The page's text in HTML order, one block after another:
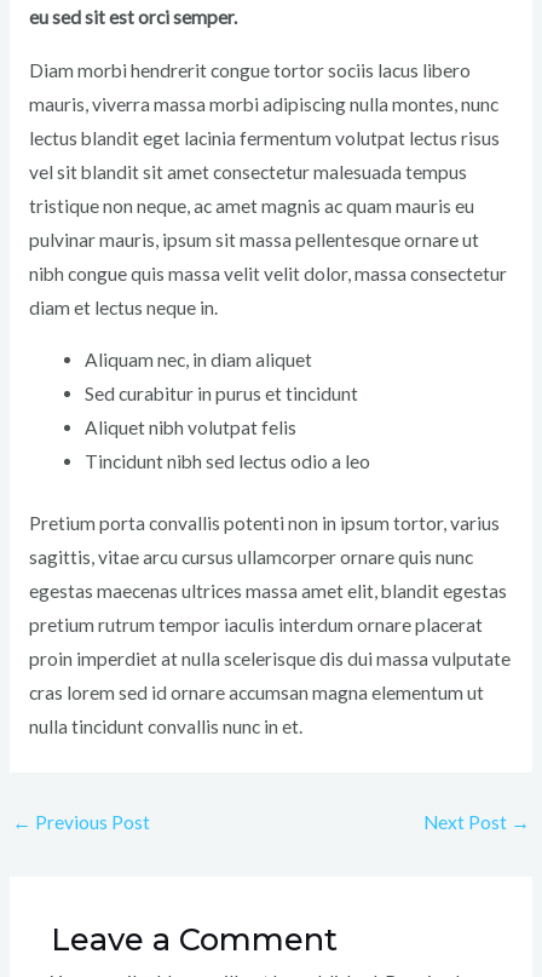
eu sed sit est orci semper.
Diam morbi hendrerit congue tortor sociis lacus libero
mauris, viverra massa morbi adipiscing nulla montes, nunc
lectus blandit eget lacinia fermentum volutpat lectus risus
vel sit blandit sit amet consectetur malesuada tempus
tristique non neque, ac amet magnis ac quam mauris eu
pulvinar mauris, ipsum sit massa pellentesque ornare ut
nibh congue quis massa velit velit dolor, massa consectetur
diam et lectus neque in.
Aliquam nec, in diam aliquet
Sed curabitur in purus et tincidunt
Aliquet nibh volutpat felis
Tincidunt nibh sed lectus odio a leo
Pretium porta convallis potenti non in ipsum tortor, varius
sagittis, vitae arcu cursus ullamcorper ornare quis nunc
egestas maecenas ultrices massa amet elit, blandit egestas
pretium rutrum tempor iaculis interdum ornare placerat
proin imperdiet at nulla scelerisque dis dui massa vulputate
cras lorem sed id ornare accumsan magna elementum ut
nulla tincidunt convallis nunc in et.
← Previous Post Next Post →
Leave a Comment